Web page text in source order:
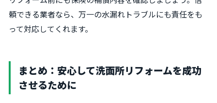
頼できる業者なら、万一の水漏れトラブルにも責任をも
って対応してくれます。
まとめ：安心して洗面所リフォームを成功
させるために